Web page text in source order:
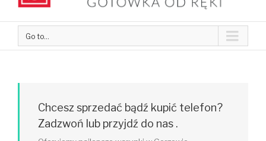
Go to...
Chcesz sprzedać bądź kupić telefon?
Zadzwoń lub przyjdź do nas .